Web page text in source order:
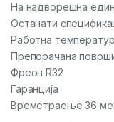
На надворешна
Останати
Работна
Препорачана
Фреон R32
Гаранција
Времетраење 36